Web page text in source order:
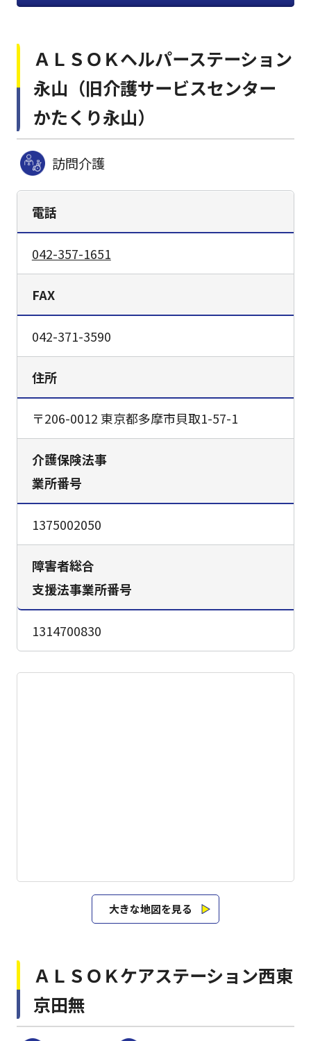
ＡＬＳＯＫヘルパーステーション
永山（旧介護サービスセンター
かたくり永山）
訪問介護
電話
042-357-1651
FAX
042-371-3590
住所
〒206-0012 東京都多摩市貝取1-57-1
介護保険法事
業所番号
1375002050
障害者総合
支援法事業所番号
1314700830
大きな地図を見る
ＡＬＳＯＫケアステーション西東
京田無